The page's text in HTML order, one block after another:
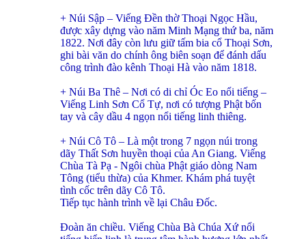
+ Núi Sập – Viếng Đền thờ Thoại Ngọc Hầu,
được xây dựng vào năm Minh Mạng thứ ba, năm
1822. Nơi đây còn lưu giữ tấm bia cổ Thoại Sơn,
ghi bài văn do chính ông biên soạn để đánh dấu
công trình đào kênh Thoại Hà vào năm 1818.
+ Núi Ba Thê – Nơi có di chỉ Óc Eo nổi tiếng –
Viếng Linh Sơn Cổ Tự, nơi có tượng Phật bốn
tay và cây dầu 4 ngọn nổi tiếng linh thiêng.
+ Núi Cô Tô – Là một trong 7 ngọn núi trong
dãy Thất Sơn huyền thoại của An Giang. Viếng
Chùa Tà Pạ - Ngôi chùa Phật giáo dòng Nam
Tông (tiểu thừa) của Khmer. Khám phá tuyệt
tình cốc trên dãy Cô Tô.
Tiếp tục hành trình về lại Châu Đốc.
Đoàn ăn chiều. Viếng Chùa Bà Chúa Xứ nổi